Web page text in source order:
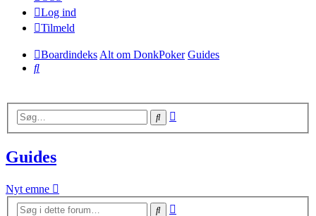
Log ind
Tilmeld
Boardindeks Alt om DonkPoker Guides
Søg
Søg
Guides
Nyt emne
Søg